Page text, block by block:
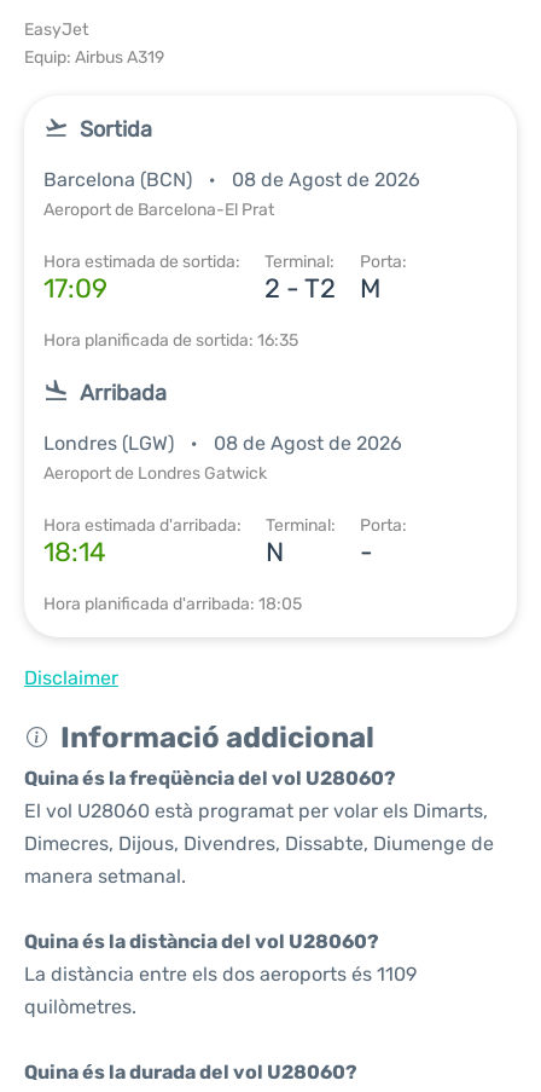
EasyJet
Equip: Airbus A319
Sortida
Barcelona (BCN) 08 de Agost de 2026
Aeroport de Barcelona-El Prat
Hora estimada de sortida:
17:09
Terminal:
2 - T2
Porta:
M
Hora planificada de sortida: 16:35
Arribada
Londres (LGW) 08 de Agost de 2026
Aeroport de Londres Gatwick
Hora estimada d'arribada:
18:14
Terminal:
N
Porta:
-
Hora planificada d'arribada: 18:05
Disclaimer
Informació addicional
Quina és la freqüència del vol U28060?
El vol U28060 està programat per volar els Dimarts,
Dimecres, Dijous, Divendres, Dissabte, Diumenge de
manera setmanal.
Quina és la distància del vol U28060?
La distància entre els dos aeroports és 1109
quilòmetres.
Quina és la durada del vol U28060?